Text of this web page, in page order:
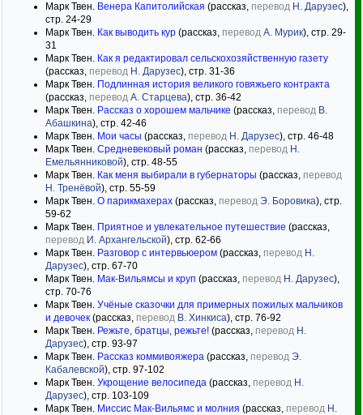
Марк Твен. Венера Капитолийская (рассказ, перевод Н. Дарузес),
стр. 24-29
Марк Твен. Как выводить кур (рассказ, перевод А. Мурик), стр. 29-
31
Марк Твен. Как я редактировал сельскохозяйственную газету
(рассказ, перевод Н. Дарузес), стр. 31-36
Марк Твен. Подлинная история великого говяжьего контракта
(рассказ, перевод А. Старцева), стр. 36-42
Марк Твен. Рассказ о хорошем мальчике (рассказ, перевод В.
Абашкина), стр. 42-46
Марк Твен. Мои часы (рассказ, перевод Н. Дарузес), стр. 46-48
Марк Твен. Средневековый роман (рассказ, перевод Н.
Емельянниковой), стр. 48-55
Марк Твен. Как меня выбирали в губернаторы (рассказ, перевод
Н. Тренёвой), стр. 55-59
Марк Твен. О парикмахерах (рассказ, перевод Э. Боровика), стр.
59-62
Марк Твен. Приятное и увлекательное путешествие (рассказ,
перевод И. Архангельской), стр. 62-66
Марк Твен. Разговор с интервьюером (рассказ, перевод Н.
Дарузес), стр. 67-70
Марк Твен. Мак-Вильямсы и круп (рассказ, перевод Н. Дарузес),
стр. 70-76
Марк Твен. Учёные сказочки для примерных пожилых мальчиков
и девочек (рассказ, перевод В. Хинкиса), стр. 76-92
Марк Твен. Режьте, братцы, режьте! (рассказ, перевод Н.
Дарузес), стр. 93-97
Марк Твен. Рассказ коммивояжера (рассказ, перевод Э.
Кабалевской), стр. 97-102
Марк Твен. Укрощение велосипеда (рассказ, перевод Н.
Дарузес), стр. 103-109
Марк Твен. Миссис Мак-Вильямс и молния (рассказ, перевод Н.